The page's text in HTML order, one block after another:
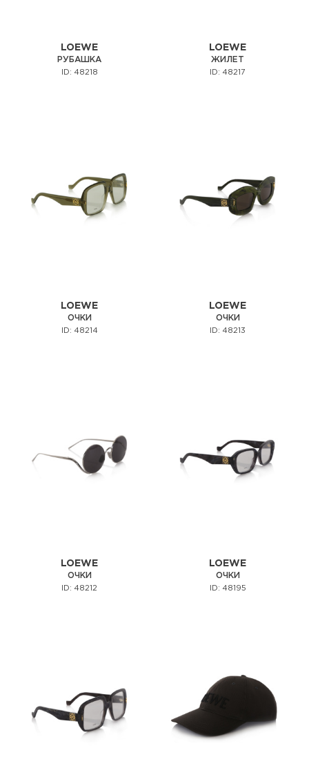
LOEWE
РУБАШКА
ID: 48218
LOEWE
ЖИЛЕТ
ID: 48217
LOEWE
ОЧКИ
ID: 48214
LOEWE
ОЧКИ
ID: 48213
LOEWE
ОЧКИ
ID: 48212
LOEWE
ОЧКИ
ID: 48195